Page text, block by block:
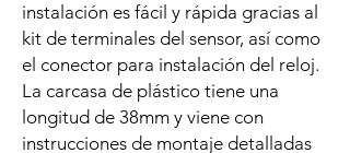
instalación es fácil y rápida gracias al
kit de terminales del sensor, así como
el conector para instalación del reloj.
La carcasa de plástico tiene una
longitud de 38mm y viene con
instrucciones de montaje detalladas